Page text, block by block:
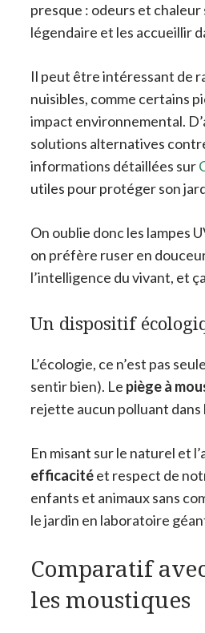
presque : odeurs et
légendaire et les accueillir
Il peut être intéressant de
nuisibles, comme certains
impact environnemental.
solutions alternatives
informations détaillées sur
utiles pour protéger son
On oublie donc les lampes
on préfère ruser en
l’intelligence du vivant, et
Un dispositif
L’écologie, ce n’est pas
sentir bien). Le piège à
rejette aucun polluant dans
En misant sur le naturel et
efficacitéet respect de
enfants et animaux sans
le jardin en laboratoire
Comparatif
les moustiques